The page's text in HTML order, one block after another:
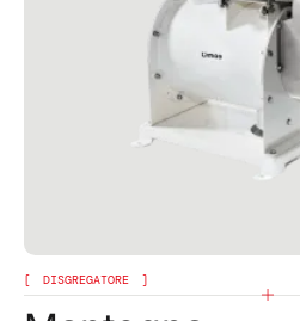
DISGREGATORE